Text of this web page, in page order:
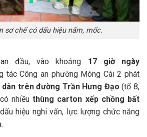
sơ chế có dấu hiệu nấm, mốc.
đầu, vào khoảng 17 giờ ngày
tác Công an phường Móng Cái 2 phát
dân trên đường Trần Hưng Đạo (tổ 8,
nhiềuthùng carton xếp chồng bất
hiệu nghi vấn, lực lượng chức năng